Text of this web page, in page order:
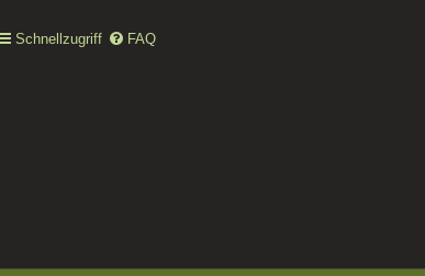
Schnellzugriff FAQ